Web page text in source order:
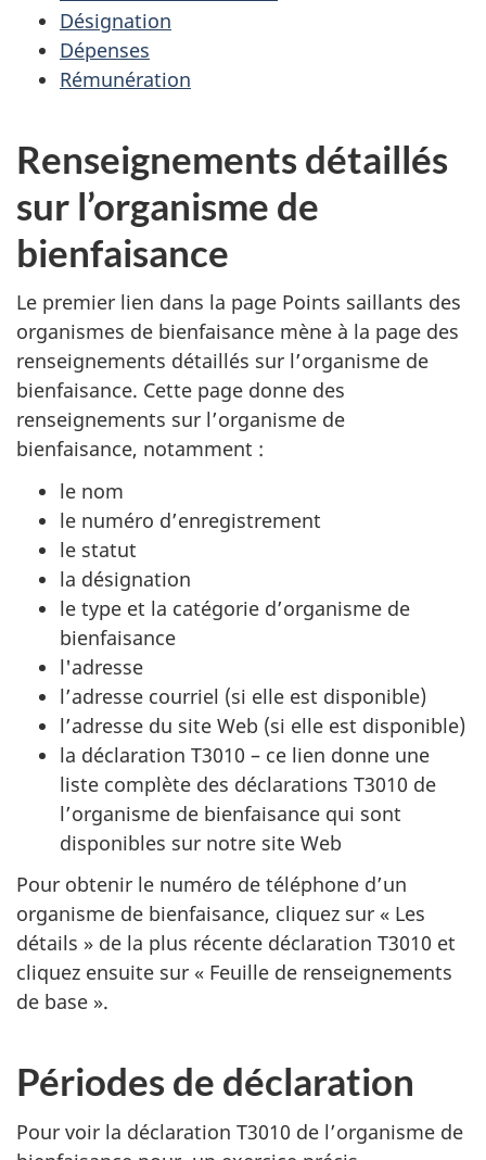
Désignation
Dépenses
Rémunération
Renseignements détaillés
sur l’organisme de
bienfaisance
Le premier lien dans la page Points saillants des
organismes de bienfaisance mène à la page des
renseignements détaillés sur l’organisme de
bienfaisance. Cette page donne des
renseignements sur l’organisme de
bienfaisance, notamment :
le nom
le numéro d’enregistrement
le statut
la désignation
le type et la catégorie d’organisme de
bienfaisance
l'adresse
l’adresse courriel (si elle est disponible)
l’adresse du site Web (si elle est disponible)
la déclaration T3010 – ce lien donne une
liste complète des déclarations T3010 de
l’organisme de bienfaisance qui sont
disponibles sur notre site Web
Pour obtenir le numéro de téléphone d’un
organisme de bienfaisance, cliquez sur « Les
détails » de la plus récente déclaration T3010 et
cliquez ensuite sur « Feuille de renseignements
de base ».
Périodes de déclaration
Pour voir la déclaration T3010 de l’organisme de